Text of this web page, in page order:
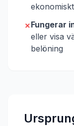
ekonomiskt
✗Fungerar
eller visa
belöning